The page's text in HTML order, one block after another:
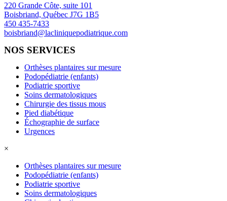
220 Grande Côte, suite 101
Boisbriand, Québec J7G 1B5
450 435-7433
boisbriand@lacliniquepodiatrique.com
NOS SERVICES
Orthèses plantaires sur mesure
Podopédiatrie (enfants)
Podiatrie sportive
Soins dermatologiques
Chirurgie des tissus mous
Pied diabétique
Échographie de surface
Urgences
×
Orthèses plantaires sur mesure
Podopédiatrie (enfants)
Podiatrie sportive
Soins dermatologiques